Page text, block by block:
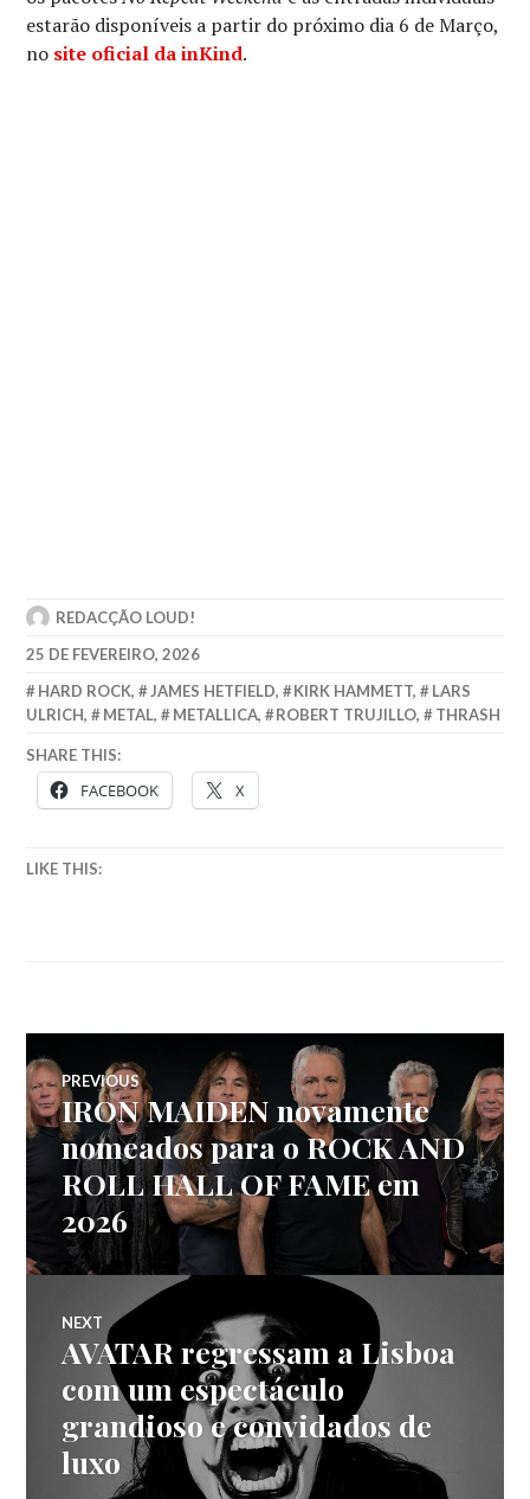
estarão disponíveis a partir do próximo dia 6 de Março,
no site oficial da inKind.
REDACÇÃO LOUD!
25 DE FEVEREIRO, 2026
HARD ROCK, JAMES HETFIELD, KIRK HAMMETT,
LARS
ULRICH, METAL, METALLICA, ROBERT TRUJILLO, THRASH
SHARE THIS:
FACEBOOK X
LIKE THIS:
Navegação
de
artigos
PREVIOUS
Previous
post:
IRON MAIDEN novamente
nomeados para o ROCK AND
ROLL HALL OF FAME em
2026
NEXT
Next
AVATAR regressam a Lisboa
com um espectáculo
grandioso e convidados de
luxo